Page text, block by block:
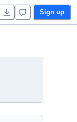
Sign up